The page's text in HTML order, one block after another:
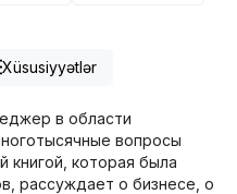
Xüsusiyyətlər
в области
вопросы
книгой, которая была
рассуждает о бизнесе, о